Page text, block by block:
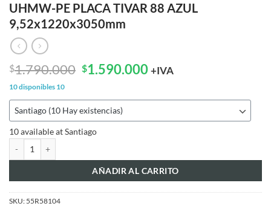
UHMW-PE PLACA TIVAR 88 AZUL
9,52x1220x3050mm
$1.790.000 El
era:
$1.790.000.
$1.590.000El
$1.590.000.
+IVA
10 disponibles 10
10 available at Santiago
AÑADIR AL CARRITO
SKU: 55R58104